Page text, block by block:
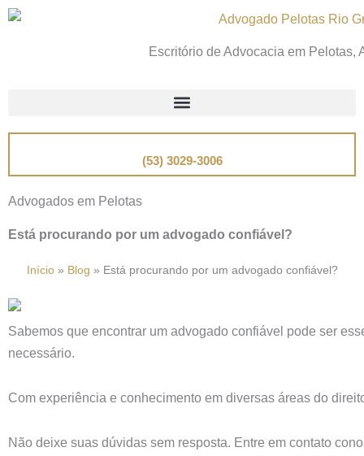
Escritório de Advocacia em Pelotas,
(53) 3029-3006
Advogados em Pelotas
Está procurando por um advogado confiável?
Início» Blog » Está procurando por um advogado confiável?
Sabemos que encontrar um advogado confiável pode ser
necessário.
Com experiência e conhecimento em diversas áreas do
Não deixe suas dúvidas sem resposta. Entre em contato